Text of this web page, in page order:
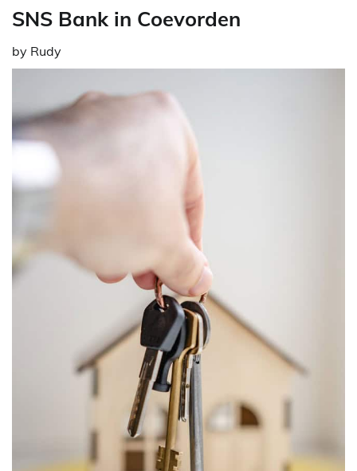
SNS Bank in Coevorden
by Rudy